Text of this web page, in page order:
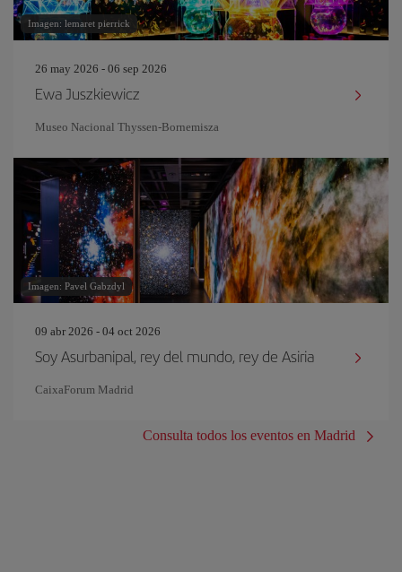
Imagen: lemaret pierrick
26 may 2026 - 06 sep 2026
Ewa Juszkiewicz
Museo Nacional Thyssen-Bornemisza
Imagen: Pavel Gabzdyl
09 abr 2026 - 04 oct 2026
Soy Asurbanipal, rey del mundo, rey de Asiria
CaixaForum Madrid
Consulta todos los eventos en Madrid